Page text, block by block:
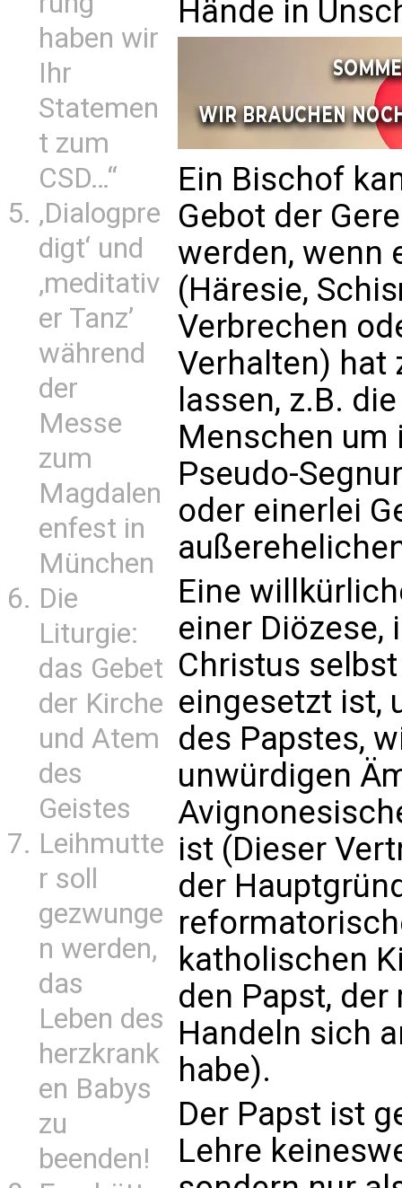
haben wir
Ihr
Statemen
t zum
CSD…“
‚Dialogpre
digt‘ und
‚meditativ
er Tanz’
während
der
Messe
zum
Magdalen
enfest in
München
Die
Liturgie:
das Gebet
der Kirche
und Atem
des
Geistes
Leihmutte
r soll
gezwunge
n werden,
das
Leben des
herzkrank
en Babys
zu
beenden!
Hände in
Ein Bischof
Gebot der
werden, wenn
(Häresie,
Verbrechen
Verhalten) hat
lassen, z.B.
Menschen um
Pseudo-
oder einerlei
Eine
einer Diözese,
Christus
eingesetzt ist,
des Papstes,
unwürdigen
ist (Dieser
der
katholischen
den Papst,
Handeln sich
habe).
Der Papst ist
Lehre